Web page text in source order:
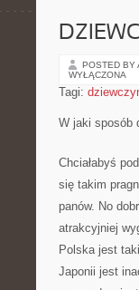
POSTED BY
WYŁĄCZONA
Tagi:
W jaki sposób
Chciałabyś
się takim
panów. No
atrakcyjniej
Polska jest
Japonii jest